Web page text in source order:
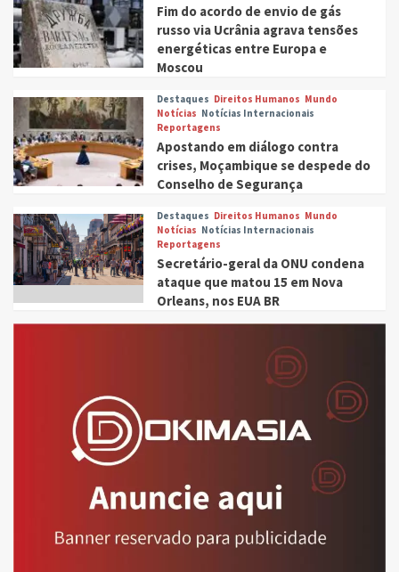
Fim do acordo de envio de gás
russo via Ucrânia agrava tensões
energéticas entre Europa e
Moscou
Destaques Direitos Humanos Mundo
Notícias Notícias Internacionais
Reportagens
Apostando em diálogo contra
crises, Moçambique se despede do
Conselho de Segurança
Destaques Direitos Humanos Mundo
Notícias Notícias Internacionais
Reportagens
Secretário-geral da ONU condena
ataque que matou 15 em Nova
Orleans, nos EUA BR